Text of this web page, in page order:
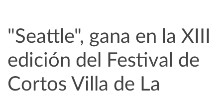
"Seattle", gana en la XIII
edición del Festival de
Cortos Villa de La